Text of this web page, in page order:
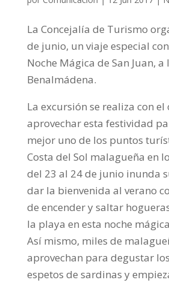
La Concejalía de Turismo
de junio, un viaje especial
Noche Mágica de San Juan, a
Benalmádena.
La excursión se realiza con
aprovechar esta festividad
mejor uno de los puntos
Costa del Sol malagueña en
del 23 al 24 de junio inunda
dar la bienvenida al verano
de encender y saltar
la playa en esta noche
Así mismo, miles de
aprovechan para degustar
espetos de sardinas y